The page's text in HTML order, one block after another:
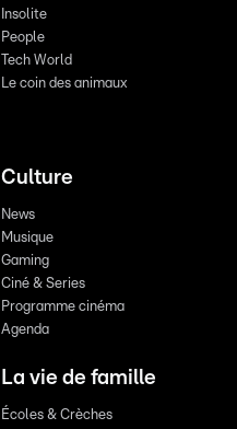
Insolite
People
Tech World
Le coin des animaux
Culture
News
Musique
Gaming
Ciné & Series
Programme cinéma
Agenda
La vie de famille
Écoles & Crèches